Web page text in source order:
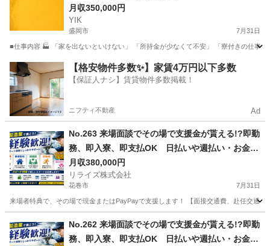
月収350,000円
YIK
盛岡市 7月31日
■仕事内容 🏭 「家を出ないといけない」 「所持金が少なくて不安」 「寮付きの仕事
岩手 盛岡市 その他 未経験
【格安物件多数✨】家賃4万円以下多数
【保証人ナシ】賃貸物件多数掲載！
ニフティ不動産 Ad
No.263 来場面談でその場で支援金が貰える!?即勤
務、即入寮、即支払OK 日払いや週払い・お金住
む場所に困ってる方必見の案件です！簡単な電子
部品の製造・加工のお仕事♪
月収380,000円
リライズ株式会社
花巻市 7月31日
来場者特典で、その場で現金またはPayPayで支援します！ 【面接交通費、赴任交通
業務
No.262 来場面談でその場で支援金が貰える!?即勤
務、即入寮、即支払OK 日払いや週払い・お金住